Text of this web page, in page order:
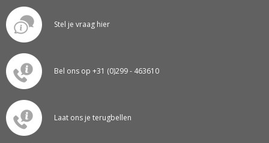
Stel je vraag hier
Bel ons op +31 (0)299 - 463610
Laat ons je terugbellen